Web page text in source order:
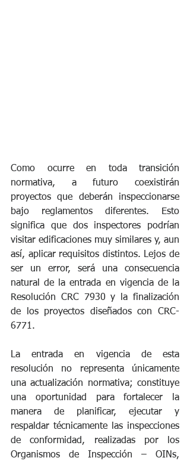
Como ocurre en toda transición
normativa, a futuro coexistirán
proyectos que deberán inspeccionarse
bajo reglamentos diferentes. Esto
significa que dos inspectores podrían
visitar edificaciones muy similares y, aun
así, aplicar requisitos distintos. Lejos de
ser un error, será una consecuencia
natural de la entrada en vigencia de la
Resolución CRC 7930 y la finalización
de los proyectos diseñados con CRC-
6771.
La entrada en vigencia de esta
resolución no representa únicamente
una actualización normativa; constituye
una oportunidad para fortalecer la
manera de planificar, ejecutar y
respaldar técnicamente las inspecciones
de conformidad, realizadas por los
Organismos de Inspección – OINs,